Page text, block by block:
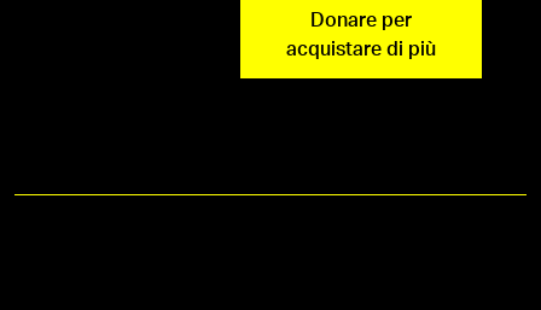
Donare per
acquistare di più